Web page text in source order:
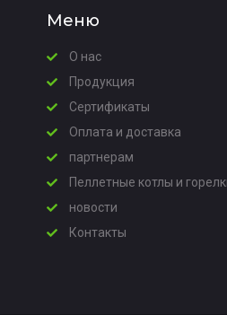
Меню
О нас
Продукция
Сертификаты
Оплата и доставка
партнерам
Пеллетные котлы и
новости
Контакты